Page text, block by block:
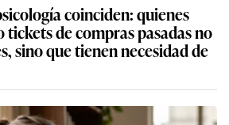
coinciden: quienes
tickets de compras pasadas no
sino que tienen necesidad de